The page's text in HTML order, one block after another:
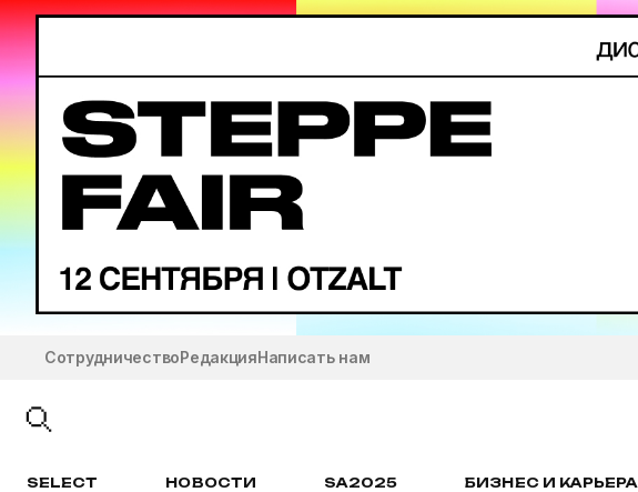
СотрудничествоРедакцияНаписать нам
SELECT НОВОСТИ SA2025 БИЗНЕС И КАРЬЕРА